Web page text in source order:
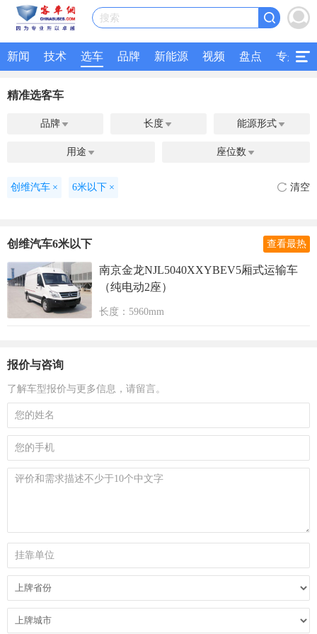
搜索
新闻 技术 选车 品牌 新能源 视频 盘点 专题
精准选客车
品牌  长度  能源形式 
用途  座位数 
创维汽车 × 6米以下 × 清空
创维汽车6米以下 查看最热
南京金龙NJL5040XXYBEV5厢式运输车
（纯电动2座）
长度：5960mm
报价与咨询
了解车型报价与更多信息，请留言。